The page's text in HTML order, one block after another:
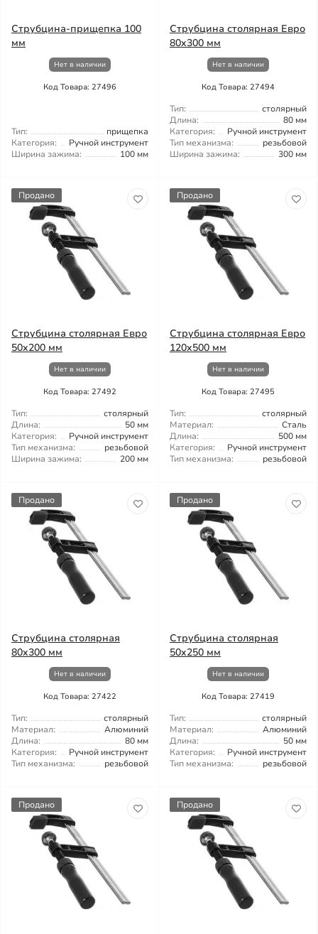
Струбцина-прищепка 100
мм
Нет в наличии
Код Товара: 27496
Тип:
прищепка
Категория:
Ручной инструмент
Ширина зажима:
100 мм
Струбцина столярная Евро
80x300 мм
Нет в наличии
Код Товара: 27494
Тип:
столярный
Длина:
80 мм
Категория:
Ручной инструмент
Тип механизма:
резьбовой
Ширина зажима:
300 мм
Продано
Струбцина столярная Евро
50x200 мм
Нет в наличии
Код Товара: 27492
Тип:
столярный
Длина:
50 мм
Категория:
Ручной инструмент
Тип механизма:
резьбовой
Ширина зажима:
200 мм
Продано
Струбцина столярная Евро
120x500 мм
Нет в наличии
Код Товара: 27495
Тип:
столярный
Материал:
Сталь
Длина:
500 мм
Категория:
Ручной инструмент
Тип механизма:
резьбовой
Продано
Струбцина столярная
80x300 мм
Нет в наличии
Код Товара: 27422
Тип:
столярный
Материал:
Алюминий
Длина:
80 мм
Категория:
Ручной инструмент
Тип механизма:
резьбовой
Продано
Струбцина столярная
50x250 мм
Нет в наличии
Код Товара: 27419
Тип:
столярный
Материал:
Алюминий
Длина:
50 мм
Категория:
Ручной инструмент
Тип механизма:
резьбовой
Продано Продано